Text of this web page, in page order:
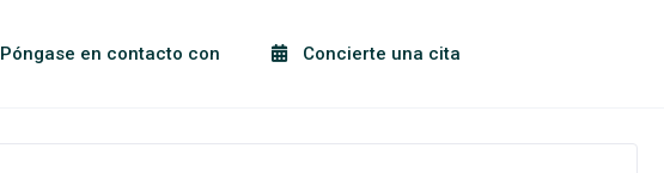
Póngase en contacto con Concierte una cita